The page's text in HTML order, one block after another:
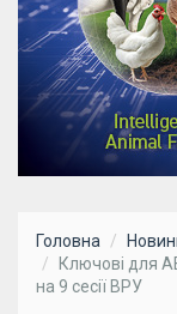
Головна
Ключові для
на 9 сесії ВРУ